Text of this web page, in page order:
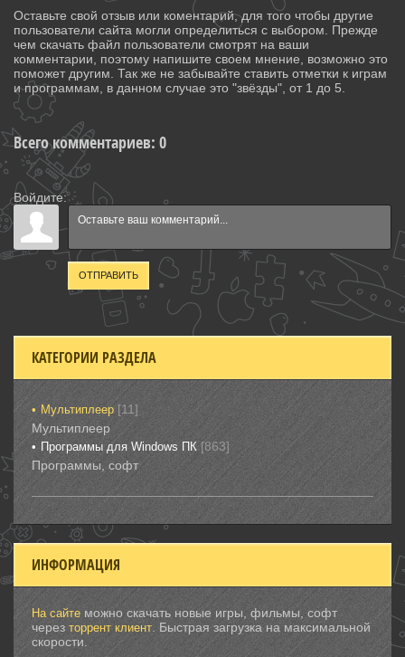
Оставьте свой отзыв или коментарий, для того чтобы другие
пользователи сайта могли определиться с выбором. Прежде
чем скачать файл пользователи смотрят на ваши
комментарии, поэтому напишите своем мнение, возможно это
поможет другим. Так же не забывайте ставить отметки к играм
и программам, в данном случае это "звёзды", от 1 до 5.
Всего комментариев: 0
Войдите:
ОТПРАВИТЬ
КАТЕГОРИИ РАЗДЕЛА
Мультиплеер [11]
Мультиплеер
Программы для Windows ПК [863]
Программы, софт
ИНФОРМАЦИЯ
На сайте можно скачать новые игры, фильмы, софт
через торрент клиент . Быстрая загрузка на максимальной
скорости.